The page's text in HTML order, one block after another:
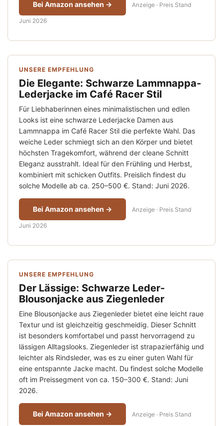
Bei Amazon ansehen → Anzeige · Preis Stand
Juni 2026
UNSERE EMPFEHLUNG
Die Elegante: Schwarze Lammnappa-
Lederjacke im Café Racer Stil
Für Liebhaberinnen eines minimalistischen und edlen
Looks ist eine schwarze Lederjacke Damen aus
Lammnappa im Café Racer Stil die perfekte Wahl. Das
weiche Leder schmiegt sich an den Körper und bietet
höchsten Tragekomfort, während der cleane Schnitt
Eleganz ausstrahlt. Ideal für den Frühling und Herbst,
kombiniert mit schicken Outfits. Preislich findest du
solche Modelle ab ca. 250–500 €. Stand: Juni 2026.
Bei Amazon ansehen → Anzeige · Preis Stand
Juni 2026
UNSERE EMPFEHLUNG
Der Lässige: Schwarze Leder-
Blousonjacke aus Ziegenleder
Eine Blousonjacke aus Ziegenleder bietet eine leicht raue
Textur und ist gleichzeitig geschmeidig. Dieser Schnitt
ist besonders komfortabel und passt hervorragend zu
lässigen Alltagslooks. Ziegenleder ist strapazierfähig und
leichter als Rindsleder, was es zu einer guten Wahl für
eine entspannte Jacke macht. Du findest solche Modelle
oft im Preissegment von ca. 150–300 €. Stand: Juni
2026.
Bei Amazon ansehen → Anzeige · Preis Stand